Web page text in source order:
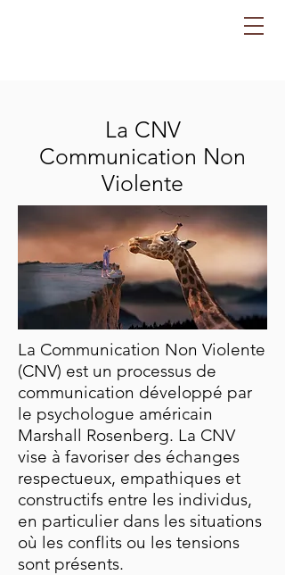
La CNV
Communication Non
Violente
La Communication Non Violente
(CNV) est un processus de
communication développé par
le psychologue américain
Marshall Rosenberg. La CNV
vise à favoriser des échanges
respectueux, empathiques et
constructifs entre les individus,
en particulier dans les situations
où les conflits ou les tensions
sont présents.